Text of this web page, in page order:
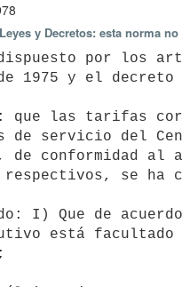
y Decretos: esta norma
1975 y el
de servicio del
de conformidad al
se ha
está